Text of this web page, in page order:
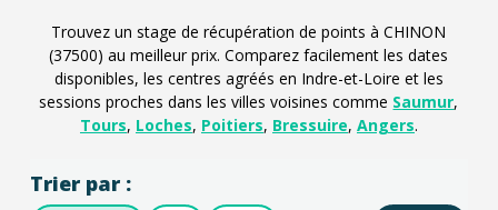
Trouvez un stage de récupération de points à CHINON
(37500) au meilleur prix. Comparez facilement les dates
disponibles, les centres agréés en Indre-et-Loire et les
sessions proches dans les villes voisines comme Saumur,
Tours, Loches, Poitiers, Bressuire, Angers.
Trier par :